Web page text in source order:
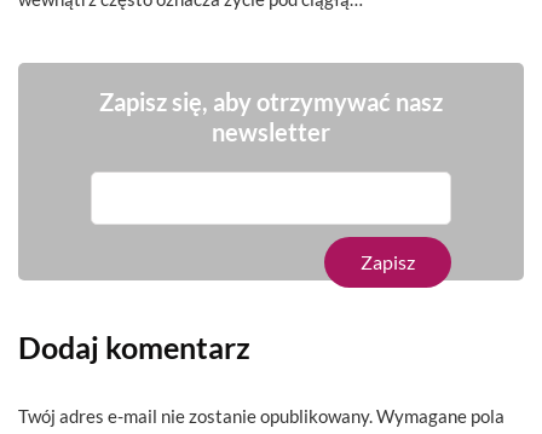
Zapisz się, aby otrzymywać nasz
newsletter
Dodaj komentarz
Twój adres e-mail nie zostanie opublikowany. Wymagane pola